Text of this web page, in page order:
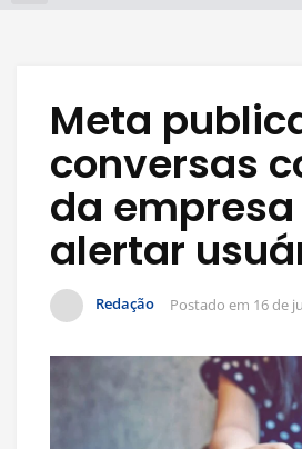
Meta
conversas
da
alertar
Redação Postado em 16 de